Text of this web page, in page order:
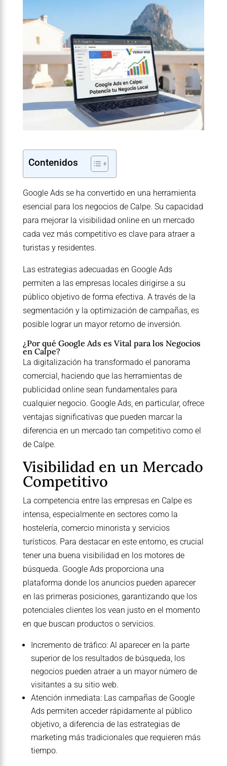
Contenidos
Google Ads se ha convertido en una herramienta
esencial para los negocios de Calpe. Su capacidad
para mejorar la visibilidad online en un mercado
cada vez más competitivo es clave para atraer a
turistas y residentes.
Las estrategias adecuadas en Google Ads
permiten a las empresas locales dirigirse a su
público objetivo de forma efectiva. A través de la
segmentación y la optimización de campañas, es
posible lograr un mayor retorno de inversión.
¿Por qué Google Ads es Vital para los Negocios
en Calpe?
La digitalización ha transformado el panorama
comercial, haciendo que las herramientas de
publicidad online sean fundamentales para
cualquier negocio. Google Ads, en particular, ofrece
ventajas significativas que pueden marcar la
diferencia en un mercado tan competitivo como el
de Calpe.
Visibilidad en un Mercado
Competitivo
La competencia entre las empresas en Calpe es
intensa, especialmente en sectores como la
hostelería, comercio minorista y servicios
turísticos. Para destacar en este entorno, es crucial
tener una buena visibilidad en los motores de
búsqueda. Google Ads proporciona una
plataforma donde los anuncios pueden aparecer
en las primeras posiciones, garantizando que los
potenciales clientes los vean justo en el momento
en que buscan productos o servicios.
Incremento de tráfico: Al aparecer en la parte
superior de los resultados de búsqueda, los
negocios pueden atraer a un mayor número de
visitantes a su sitio web.
Atención inmediata: Las campañas de Google
Ads permiten acceder rápidamente al público
objetivo, a diferencia de las estrategias de
marketing más tradicionales que requieren más
tiempo.